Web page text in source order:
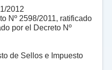
2012
Nº 2598/2011, ratificado
por el Decreto Nº
de Sellos e Impuesto